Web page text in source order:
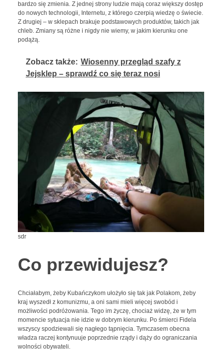
bardzo się zmienia. Z jednej strony ludzie mają coraz większy dostęp
do nowych technologii, Internetu, z którego czerpią wiedzę o świecie.
Z drugiej – w sklepach brakuje podstawowych produktów, takich jak
chleb. Zmiany są różne i nigdy nie wiemy, w jakim kierunku one
podążą.
Zobacz także: Wiosenny przegląd szafy z
Jejsklep – sprawdź co się teraz nosi
sdr
Co przewidujesz?
Chciałabym, żeby Kubańczykom ułożyło się tak jak Polakom, żeby
kraj wyszedł z komunizmu, a oni sami mieli więcej swobód i
możliwości podróżowania. Tego im życzę, chociaż widzę, że w tym
momencie sytuacja nie idzie w dobrym kierunku. Po śmierci Fidela
wszyscy spodziewali się nagłego tąpnięcia. Tymczasem obecna
władza raczej kontynuuje poprzednie rządy i dąży do ograniczania
wolności obywateli.